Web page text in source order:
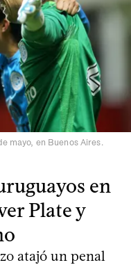
mayo, en Buenos Aires.
en
Plate y
atajó un penal